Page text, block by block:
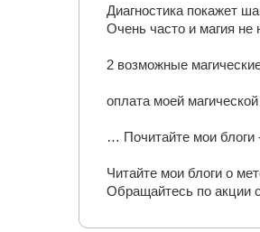
Диагностика покажет
Очень часто и магия не
2 возможные
оплата моей
… Почитайте мои блоги
Читайте мои блоги о
Обращайтесь по акции